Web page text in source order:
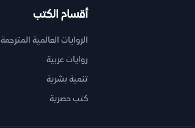
أقسام الكتب
الروايات العالمية المترجمة
روايات عربية
تنمية بشرية
كتب حصرية